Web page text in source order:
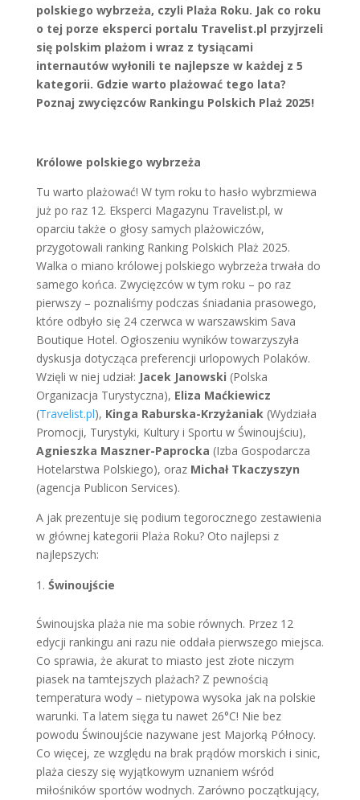
polskiego wybrzeża, czyli Plaża Roku. Jak co roku
o tej porze eksperci portalu Travelist.pl przyjrzeli
się polskim plażom i wraz z tysiącami
internautów wyłonili te najlepsze w każdej z 5
kategorii. Gdzie warto plażować tego lata?
Poznaj zwycięzców Rankingu Polskich Plaż 2025!
Królowe polskiego wybrzeża
Tu warto plażować! W tym roku to hasło wybrzmiewa
już po raz 12. Eksperci Magazynu Travelist.pl, w
oparciu także o głosy samych plażowiczów,
przygotowali ranking Ranking Polskich Plaż 2025.
Walka o miano królowej polskiego wybrzeża trwała do
samego końca. Zwycięzców w tym roku – po raz
pierwszy – poznaliśmy podczas śniadania prasowego,
które odbyło się 24 czerwca w warszawskim Sava
Boutique Hotel. Ogłoszeniu wyników towarzyszyła
dyskusja dotycząca preferencji urlopowych Polaków.
Wzięli w niej udział: Jacek Janowski (Polska
Organizacja Turystyczna), Eliza Maćkiewicz
(Travelist.pl), Kinga Raburska-Krzyżaniak(Wydziała
Promocji, Turystyki, Kultury i Sportu w Świnoujściu),
Agnieszka Maszner-Paprocka (Izba Gospodarcza
Hotelarstwa Polskiego), oraz Michał Tkaczyszyn
(agencja Publicon Services).
A jak prezentuje się podium tegorocznego zestawienia
w głównej kategorii Plaża Roku? Oto najlepsi z
najlepszych:
Świnoujście
Świnoujska plaża nie ma sobie równych. Przez 12
edycji rankingu ani razu nie oddała pierwszego miejsca.
Co sprawia, że akurat to miasto jest złote niczym
piasek na tamtejszych plażach? Z pewnością
temperatura wody – nietypowa wysoka jak na polskie
warunki. Ta latem sięga tu nawet 26°C! Nie bez
powodu Świnoujście nazywane jest Majorką Północy.
Co więcej, ze względu na brak prądów morskich i sinic,
plaża cieszy się wyjątkowym uznaniem wśród
miłośników sportów wodnych. Zarówno początkujący,